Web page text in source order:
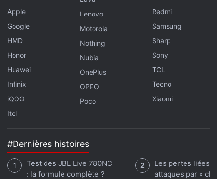
Apple
Google
HMD
Honor
Huawei
Infinix
iQOO
Itel
Lenovo
Motorola
Nothing
Nubia
OnePlus
OPPO
Poco
Redmi
Samsung
Sharp
Sony
TCL
Tecno
Xiaomi
#Dernières histoires
Test des JBL Live 780NC
: la formule complète ?
Les pertes liées
attaques par « clé